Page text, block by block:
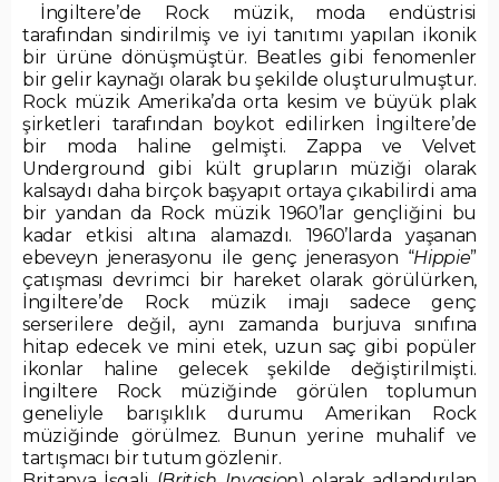
İngiltere’de Rock müzik, moda endüstrisi
tarafından sindirilmiş ve iyi tanıtımı yapılan ikonik
bir ürüne dönüşmüştür. Beatles gibi fenomenler
bir gelir kaynağı olarak bu şekilde oluşturulmuştur.
Rock müzik Amerika’da orta kesim ve büyük plak
şirketleri tarafından boykot edilirken İngiltere’de
bir moda haline gelmişti. Zappa ve Velvet
Underground gibi kült grupların müziği olarak
kalsaydı daha birçok başyapıt ortaya çıkabilirdi ama
bir yandan da Rock müzik 1960’lar gençliğini bu
kadar etkisi altına alamazdı. 1960’larda yaşanan
ebeveyn jenerasyonu ile genç jenerasyon “Hippie”
çatışması devrimci bir hareket olarak görülürken,
İngiltere’de Rock müzik imajı sadece genç
serserilere değil, aynı zamanda burjuva sınıfına
hitap edecek ve mini etek, uzun saç gibi popüler
ikonlar haline gelecek şekilde değiştirilmişti.
İngiltere Rock müziğinde görülen toplumun
geneliyle barışıklık durumu Amerikan Rock
müziğinde görülmez. Bunun yerine muhalif ve
tartışmacı bir tutum gözlenir.